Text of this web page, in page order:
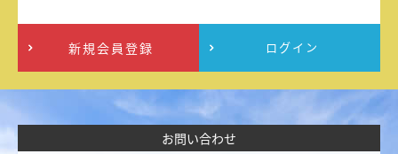
新規会員登録 ログイン
お問い合わせ